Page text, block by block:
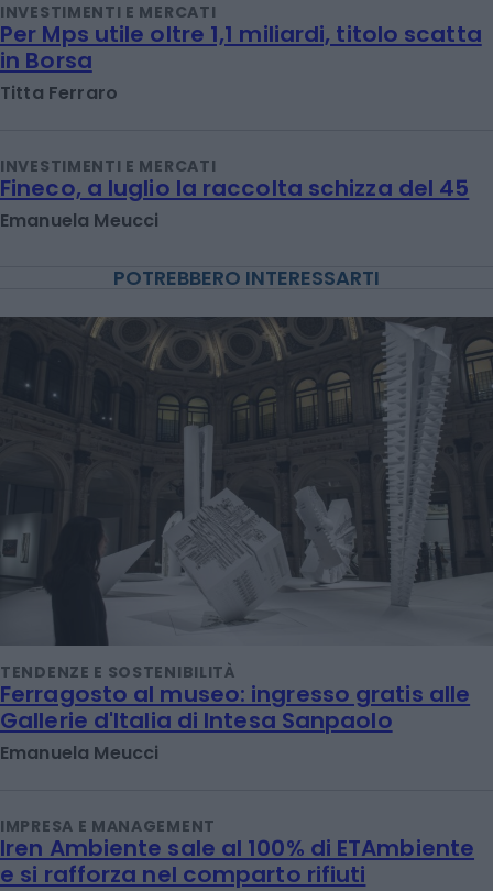
INVESTIMENTI E MERCATI
Per Mps utile oltre 1,1 miliardi, titolo scatta
in Borsa
Titta Ferraro
INVESTIMENTI E MERCATI
Fineco, a luglio la raccolta schizza del 45
Emanuela Meucci
POTREBBERO INTERESSARTI
TENDENZE E SOSTENIBILITÀ
Ferragosto al museo: ingresso gratis alle
Gallerie d'Italia di Intesa Sanpaolo
Emanuela Meucci
IMPRESA E MANAGEMENT
Iren Ambiente sale al 100% di ETAmbiente
e si rafforza nel comparto rifiuti